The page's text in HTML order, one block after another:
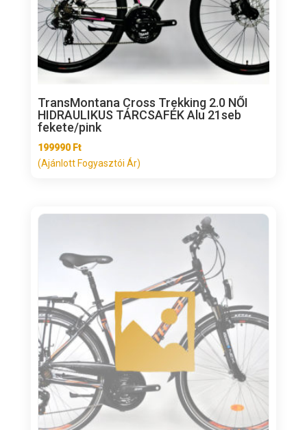
TransMontana Cross Trekking 2.0 NŐI
HIDRAULIKUS TÁRCSAFÉK Alu 21seb
fekete/pink
199990 Ft
(Ajánlott Fogyasztói Ár)